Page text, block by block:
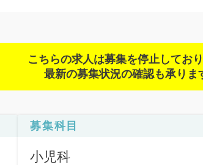
こちらの求人は募集を停止しており
最新の募集状況の確認も承りま
募集科目
小児科